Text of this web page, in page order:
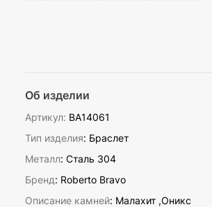
Об изделии
Артикул: BA14061
Тип изделия: Браслет
Металл: Сталь 304
Бренд: Roberto Bravo
Описание камней: Малахит ,Оникс